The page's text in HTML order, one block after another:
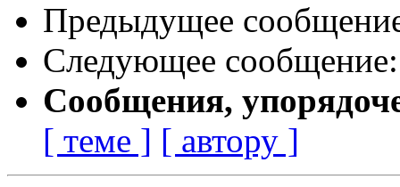
Предыдущее
Следующее
Сообщения,
[ теме ] [ автору ]